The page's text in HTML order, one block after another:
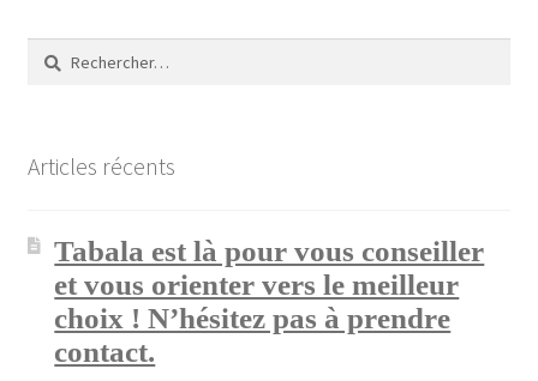
Rechercher :
Articles récents
Tabala est là pour vous conseiller
et vous orienter vers le meilleur
choix ! N’hésitez pas à prendre
contact.